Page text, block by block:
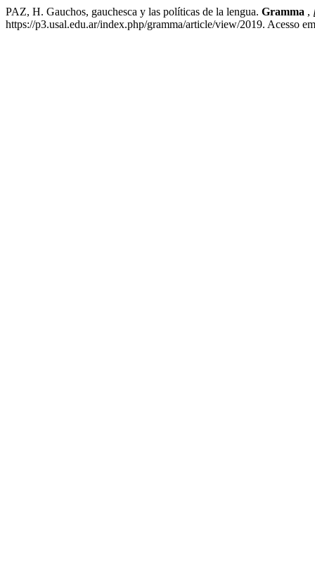
PAZ, H. Gauchos, gauchesca y las políticas de la lengua. Gramma ,
https://p3.usal.edu.ar/index.php/gramma/article/view/2019. Acesso